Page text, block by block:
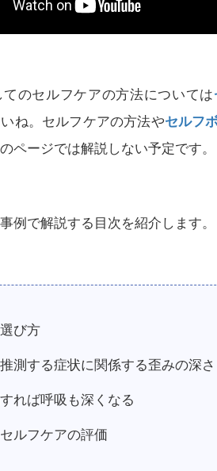
のセルフケアの方法については
ね。セルフケアの方法やセルフ
ページでは解説しない予定です。
例で解説する目次を紹介します。
び方
測する症状に関係する歪みの深さ
れば呼吸も深くなる
ルフケアの評価